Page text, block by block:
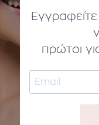
πρώτοι